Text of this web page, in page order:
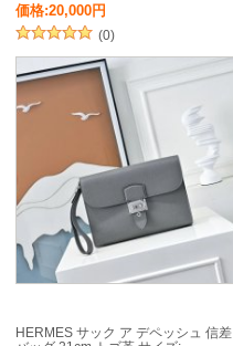
価格:20,000円
(0)
HERMES サック ア デペッシュ 信差